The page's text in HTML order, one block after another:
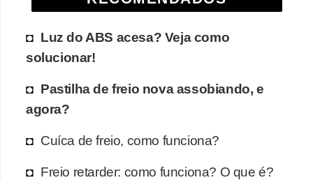
Luz do ABS acesa? Veja como
solucionar!
Pastilha de freio nova assobiando, e
agora?
Cuíca de freio, como funciona?
Freio retarder: como funciona? O que é?